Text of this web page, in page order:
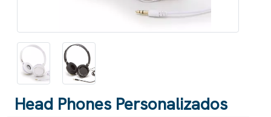
Head Phones Personalizados